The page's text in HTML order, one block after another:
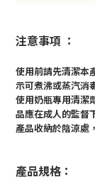
注意事項 ：
使用前請先清潔本
示可煮沸或蒸汽消
使用奶瓶專用清潔
品應在成人的監督
產品收納於陰涼處
產品規格：